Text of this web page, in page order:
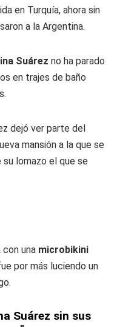
en Turquía, ahora sin
a la Argentina.
Suárez no ha parado
en trajes de baño
dejó ver parte del
mansión a la que se
lomazo el que se
con una microbikini
por más luciendo un
Suárez sin sus